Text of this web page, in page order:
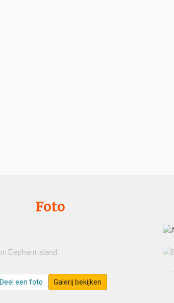
Foto
Deel een foto Galerij bekijken